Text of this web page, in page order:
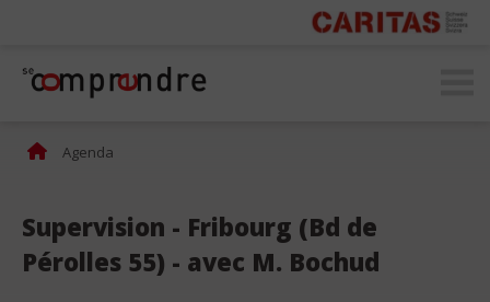
Agenda
Supervision - Fribourg (Bd de
Pérolles 55) - avec M. Bochud